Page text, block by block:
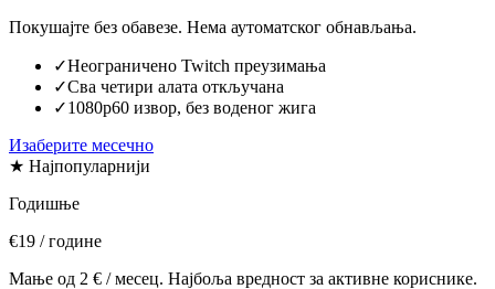
Покушајте без обавезе. Нема аутоматског обнављања.
✓Неограничено Twitch преузимања
✓Сва четири алата откључана
✓1080p60 извор, без воденог жига
Изаберите месечно
★ Најпопуларнији
Годишње
€19 / године
Мање од 2 € / месец. Најбоља вредност за активне кориснике.